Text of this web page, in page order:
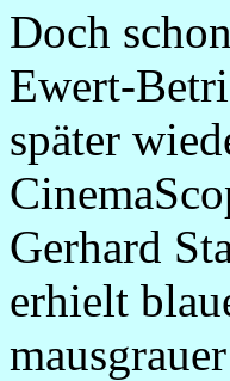
Doch
Ewert-
später
Gerhard
erhielt